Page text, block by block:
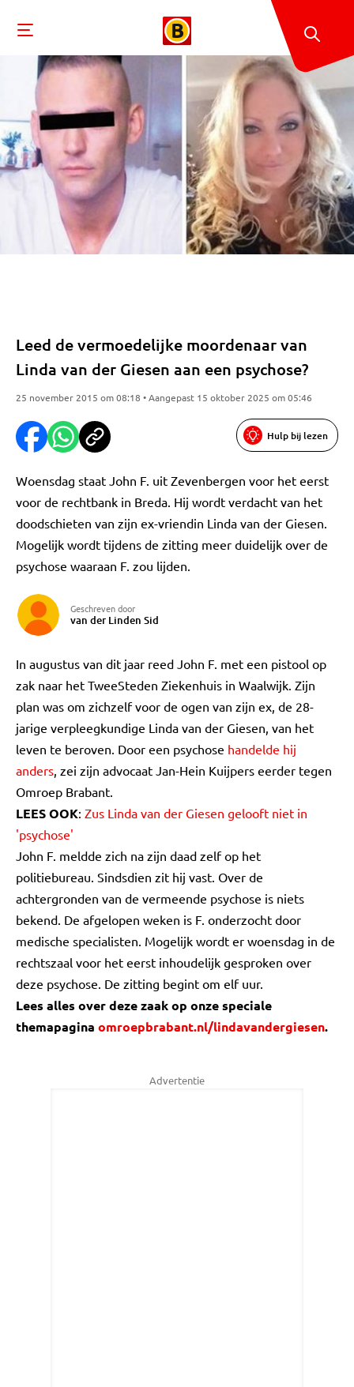
Leed de vermoedelijke moordenaar van
Linda van der Giesen aan een psychose?
25 november 2015 om 08:18 • Aangepast 15 oktober 2025 om 05:46
Hulp bij lezen
Woensdag staat John F. uit Zevenbergen voor het eerst
voor de rechtbank in Breda. Hij wordt verdacht van het
doodschieten van zijn ex-vriendin Linda van der Giesen.
Mogelijk wordt tijdens de zitting meer duidelijk over de
psychose waaraan F. zou lijden.
Geschreven door
van der Linden Sid
In augustus van dit jaar reed John F. met een pistool op
zak naar het TweeSteden Ziekenhuis in Waalwijk. Zijn
plan was om zichzelf voor de ogen van zijn ex, de 28-
jarige verpleegkundige Linda van der Giesen, van het
leven te beroven. Door een psychose handelde hij
anders, zei zijn advocaat Jan-Hein Kuijpers eerder tegen
Omroep Brabant.
LEES OOK: Zus Linda van der Giesen gelooft niet in
'psychose'
John F. meldde zich na zijn daad zelf op het
politiebureau. Sindsdien zit hij vast. Over de
achtergronden van de vermeende psychose is niets
bekend. De afgelopen weken is F. onderzocht door
medische specialisten. Mogelijk wordt er woensdag in de
rechtszaal voor het eerst inhoudelijk gesproken over
deze psychose. De zitting begint om elf uur.
Lees alles over deze zaak op onze speciale
themapagina omroepbrabant.nl/lindavandergiesen.
Advertentie